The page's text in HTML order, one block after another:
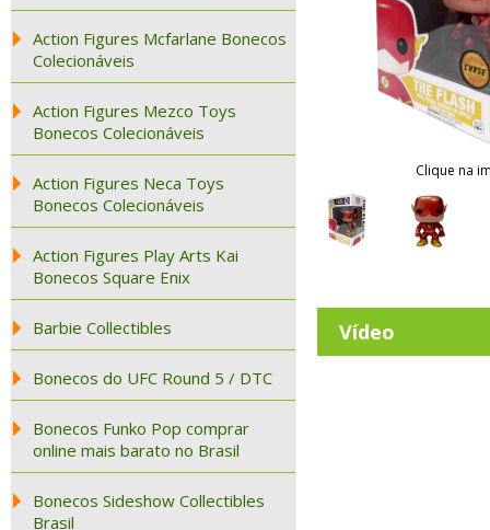
Action Figures Mcfarlane Bonecos
Colecionáveis
Action Figures Mezco Toys
Bonecos Colecionáveis
Action Figures Neca Toys
Bonecos Colecionáveis
Action Figures Play Arts Kai
Bonecos Square Enix
Barbie Collectibles
Bonecos do UFC Round 5 / DTC
Bonecos Funko Pop comprar
online mais barato no Brasil
Bonecos Sideshow Collectibles
Brasil
Clique na
Vídeo